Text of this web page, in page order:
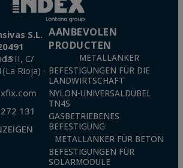
S.L.
13
131
AANBEVOLEN
PRODUCTEN
METALLANKER
BEFESTIGUNGEN FÜR DIE
LANDWIRTSCHAFT
NYLON-UNIVERSALDÜBEL
TN4S
GASBETRIEBENES
BEFESTIGUNG
METALLANKER FÜR BETON
BEFESTIGUNGEN FÜR
SOLARMODULE